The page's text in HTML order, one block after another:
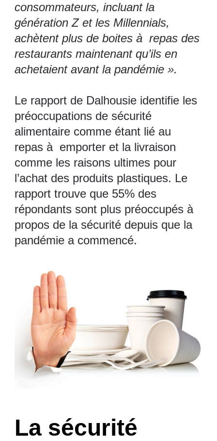
consommateurs, incluant la
génération Z et les Millennials,
achètent plus de boites à repas des
restaurants maintenant qu’ils en
achetaient avant la pandémie ».
Le rapport de Dalhousie identifie les
préoccupations de sécurité
alimentaire comme étant lié au
repas à emporter et la livraison
comme les raisons ultimes pour
l’achat des produits plastiques. Le
rapport trouve que 55% des
répondants sont plus préoccupés à
propos de la sécurité depuis que la
pandémie a commencé.
La sécurité